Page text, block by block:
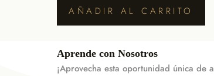
AÑADIR AL CARRITO
Aprende con Nosotros
¡Aprovecha esta oportunidad única de